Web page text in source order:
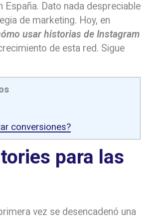
Dato nada despreciable
de marketing. Hoy, en
usar historias de Instagram
de esta red. Sigue
conversiones?
para las
vez se desencadenó una